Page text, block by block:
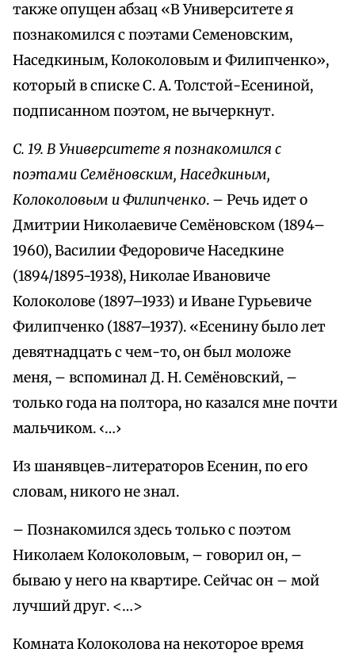
также опущен абзац «В Университете я
познакомился с поэтами Семеновским,
Наседкиным, Колоколовым и Филипченко»,
который в списке С. А. Толстой-Есениной,
подписанном поэтом, не вычеркнут.
С. 19. В Университете я познакомился с
поэтами Семёновским, Наседкиным,
Колоколовым и Филипченко. – Речь идет о
Дмитрии Николаевиче Семёновском (1894–
1960), Василии Федоровиче Наседкине
(1894/1895-1938), Николае Ивановиче
Колоколове (1897–1933) и Иване Гурьевиче
Филипченко (1887–1937). «Есенину было лет
девятнадцать с чем-то, он был моложе
меня, – вспоминал Д. Н. Семёновский, –
только года на полтора, но казался мне почти
мальчиком. ‹…›
Из шанявцев-литераторов Есенин, по его
словам, никого не знал.
– Познакомился здесь только с поэтом
Николаем Колоколовым, – говорил он, –
бываю у него на квартире. Сейчас он – мой
лучший друг. <…>
Комната Колоколова на некоторое время